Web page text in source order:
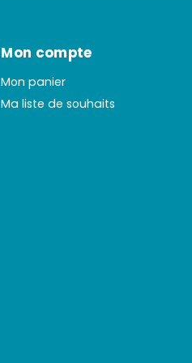
Mon compte
Mon panier
Ma liste de souhaits